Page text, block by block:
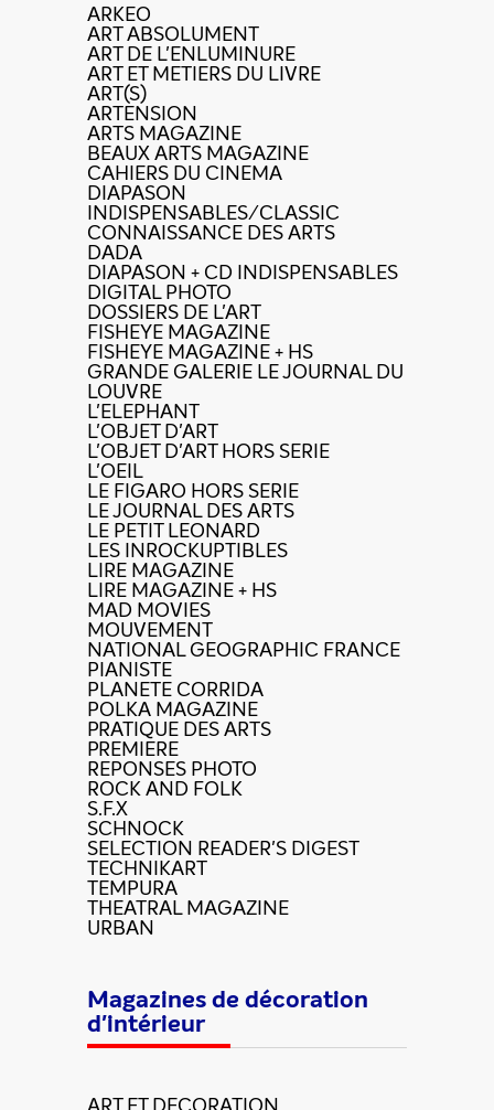
ARKEO
ART ABSOLUMENT
ART DE L'ENLUMINURE
ART ET METIERS DU LIVRE
ART(S)
ARTENSION
ARTS MAGAZINE
BEAUX ARTS MAGAZINE
CAHIERS DU CINEMA
DIAPASON
INDISPENSABLES/CLASSIC
CONNAISSANCE DES ARTS
DADA
DIAPASON + CD INDISPENSABLES
DIGITAL PHOTO
DOSSIERS DE L'ART
FISHEYE MAGAZINE
FISHEYE MAGAZINE + HS
GRANDE GALERIE LE JOURNAL DU
LOUVRE
L'ELEPHANT
L'OBJET D'ART
L'OBJET D'ART HORS SERIE
L'OEIL
LE FIGARO HORS SERIE
LE JOURNAL DES ARTS
LE PETIT LEONARD
LES INROCKUPTIBLES
LIRE MAGAZINE
LIRE MAGAZINE + HS
MAD MOVIES
MOUVEMENT
NATIONAL GEOGRAPHIC FRANCE
PIANISTE
PLANETE CORRIDA
POLKA MAGAZINE
PRATIQUE DES ARTS
PREMIERE
REPONSES PHOTO
ROCK AND FOLK
S.F.X
SCHNOCK
SELECTION READER'S DIGEST
TECHNIKART
TEMPURA
THEATRAL MAGAZINE
URBAN
Magazines de décoration
d'intérieur